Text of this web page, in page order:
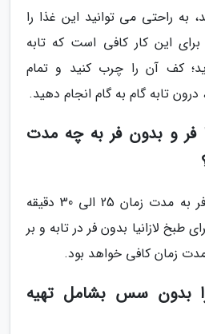
به راحتی می توانید این غذا را
این کار کافی است که تابه
کف آن را چرب کنید و تمام
تابه گام به گام انجام دهید.
فر و بدون فر به چه مدت
شما برای طبخ لازانیا با فر به مدت زمان 25 الی 30 دقیقه
طبخ لازانیا بدون فر در تابه و بر
زمان کافی خواهد بود.
را بدون سس بشامل تهیه